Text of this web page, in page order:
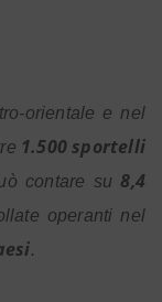
orientale e nel
1.500 sportelli
contare su 8,4
operanti nel
.